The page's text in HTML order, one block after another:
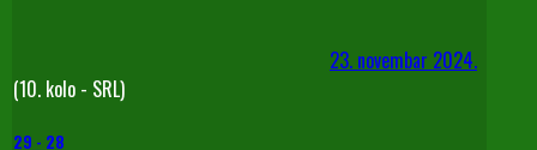
23. novembar 2024.
(10. kolo - SRL)
29 - 28